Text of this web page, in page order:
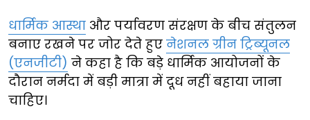
धार्मिक आस्था और पर्यावरण संरक्षण के बीच संतुलन
बनाए रखने पर जोर देते हुए नेशनल ग्रीन ट्रिब्यूनल
(एनजीटी) ने कहा है कि बड़े धार्मिक आयोजनों के
दौरान नर्मदा में बड़ी मात्रा में दूध नहीं बहाया जाना
चाहिए।